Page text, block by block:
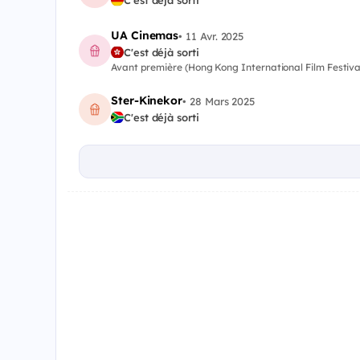
UA Cinemas• 11 Avr. 2025
C'est déjà sorti
Avant première (Hong Kong International Film
Ster-Kinekor• 28 Mars 2025
C'est déjà sorti